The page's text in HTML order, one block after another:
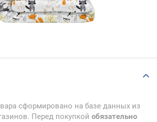
сформировано на базе данных из
Перед покупкой обязательно